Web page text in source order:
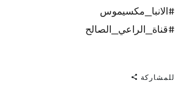
#الانبا_مكسيموس
#قناة_الراعي_الصالح
للمشاركة